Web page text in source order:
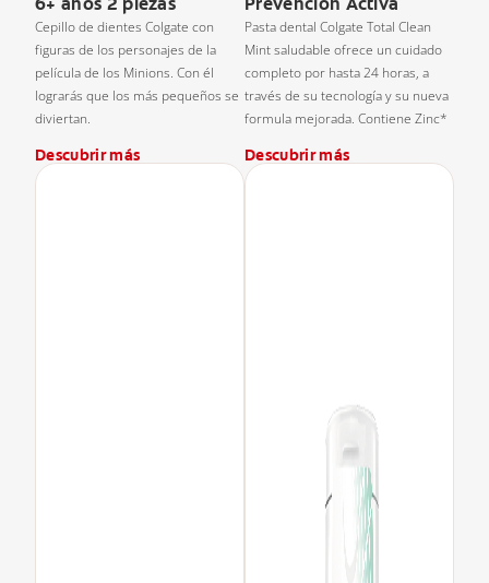
Cepillo de dientes Colgate con
figuras de los personajes de la
película de los Minions. Con él
lograrás que los más pequeños se
diviertan.
Descubrir más
Pasta dental Colgate Total Clean
Mint saludable ofrece un cuidado
completo por hasta 24 horas, a
través de su tecnología y su nueva
formula mejorada. Contiene Zinc*
Descubrir más